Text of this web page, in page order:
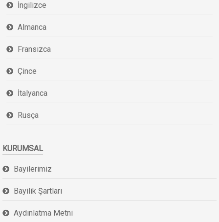
İngilizce
Almanca
Fransızca
Çince
İtalyanca
Rusça
KURUMSAL
Bayilerimiz
Bayilik Şartları
Aydınlatma Metni